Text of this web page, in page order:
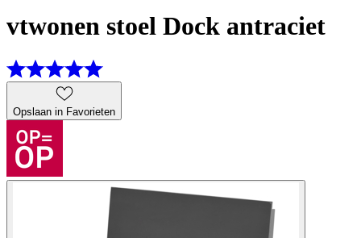
vtwonen stoel Dock antraciet
Opslaan in Favorieten